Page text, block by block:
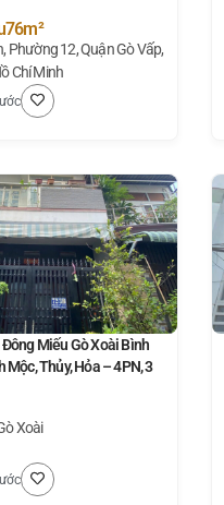
76m²
Phường 12, Quận Gò Vấp,
Chí Minh
Miếu Gò Xoài Bình
Mộc, Thủy, Hỏa – 4PN, 3
Xoài